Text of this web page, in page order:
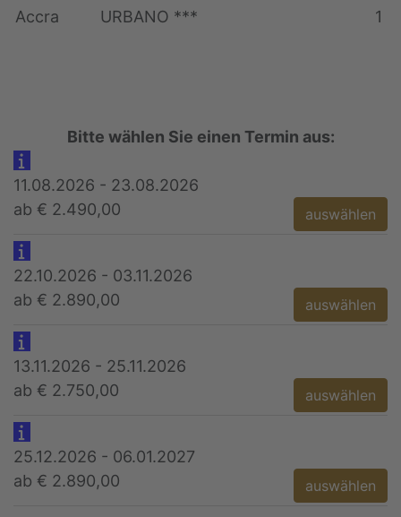
Accra
URBANO *** 1
Bitte wählen Sie einen Termin aus:
11.08.2026 - 23.08.2026
ab € 2.490,00
auswählen
22.10.2026 - 03.11.2026
ab € 2.890,00
auswählen
13.11.2026 - 25.11.2026
ab € 2.750,00
auswählen
25.12.2026 - 06.01.2027
ab € 2.890,00
auswählen